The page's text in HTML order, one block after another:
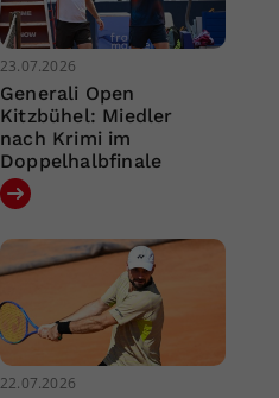
23.07.2026
Generali Open
Kitzbühel: Miedler
nach Krimi im
Doppelhalbfinale
22.07.2026